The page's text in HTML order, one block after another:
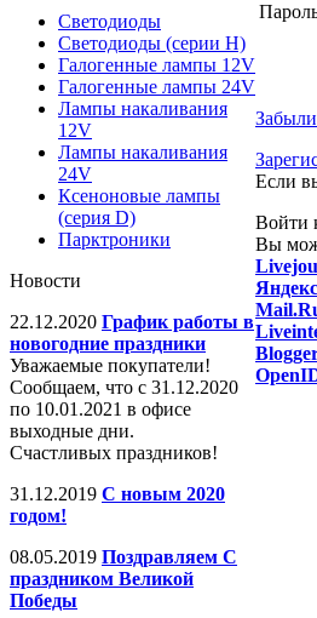
Светодиоды
Светодиоды (серии H)
Галогенные лампы 12V
Галогенные лампы 24V
Лампы накаливания
12V
Лампы накаливания
24V
Ксеноновые лампы
(серия D)
Парктроники
Новости
22.12.2020 График работы в
новогодние праздники
Уважаемые покупатели!
Сообщаем, что с 31.12.2020
по 10.01.2021 в офисе
выходные дни.
Счастливых праздников!
31.12.2019 С новым 2020
годом!
08.05.2019 Поздравляем С
праздником Великой
Победы
Если
Войти
Вы
Яндекс